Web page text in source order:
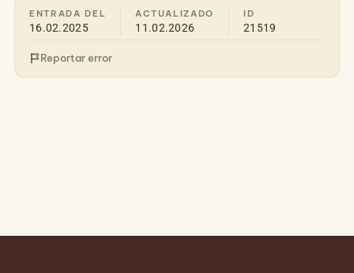
ENTRADA DEL
16.02.2025
ACTUALIZADO
11.02.2026
ID
21519
Reportar error